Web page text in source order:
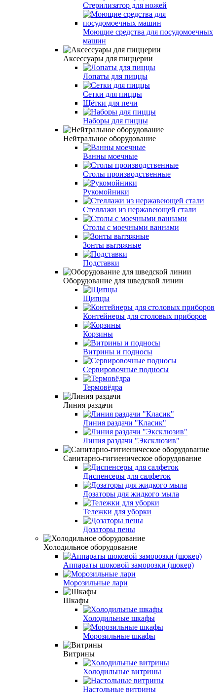
Стерилизатор для ножей
Моющие средства для посудомоечных
машин
Аксессуары для пиццерии
Лопаты для пиццы
Сетки для пиццы
Щётки для печи
Наборы для пиццы
Нейтральное оборудование
Ванны моечные
Столы производственные
Рукомойники
Стеллажи из нержавеющей стали
Столы с моечными ваннами
Зонты вытяжные
Подставки
Оборудование для шведской линии
Щипцы
Контейнеры для столовых приборов
Корзины
Витрины и подносы
Сервировочные подносы
Термовёдра
Линия раздачи
Линия раздачи "Класик"
Линия раздачи "Эксклюзив"
Санитарно-гигиеническое оборудование
Диспенсеры для салфеток
Дозаторы для жидкого мыла
Тележки для уборки
Дозаторы пены
Холодильное оборудование
Аппараты шоковой заморозки (шокер)
Морозильные лари
Шкафы
Холодильные шкафы
Морозильные шкафы
Витрины
Холодильные витрины
Настольные витрины